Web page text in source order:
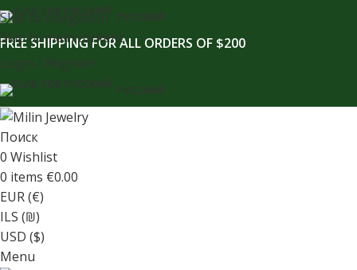
содержимому
Skip to navigation
Skip to main content
РУССКИЙ
FREE SHIPPING FOR ALL ORDERS OF $200
Login / Register
РУССКИЙ
Поиск
0 Wishlist
0 items €0.00
EUR (€)
ILS (₪)
USD ($)
Menu